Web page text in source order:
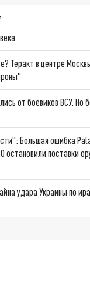
Теракт в центре
от боевиков ВСУ.
Большая ошибка
остановили поставки
удара Украины по